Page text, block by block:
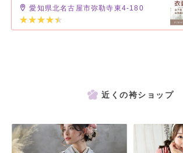
愛知県北名古屋市弥勒寺東4-180
近くの袴ショップ